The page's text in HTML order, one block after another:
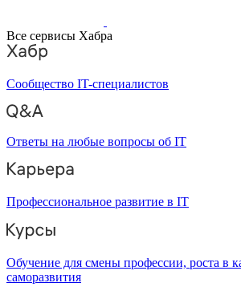
Все сервисы Хабра
Сообщество IT-специалистов
Ответы на любые вопросы об IT
Профессиональное развитие в IT
Обучение для смены профессии, роста в
саморазвития